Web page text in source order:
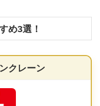
め3選！
クレーン